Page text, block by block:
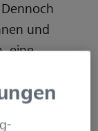
und
eine
für einen